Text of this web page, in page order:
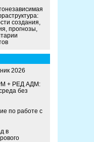
создания,
прогнозы,
2026
+ РЕД АДМ:
без
по работе с
в